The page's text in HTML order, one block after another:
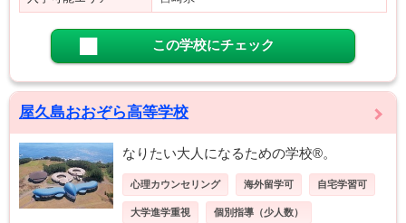
この学校にチェック
屋久島おおぞら高等学校
なりたい大人になるための学校®。
心理カウンセリング 海外留学可 自宅学習可
大学進学重視 個別指導（少人数）